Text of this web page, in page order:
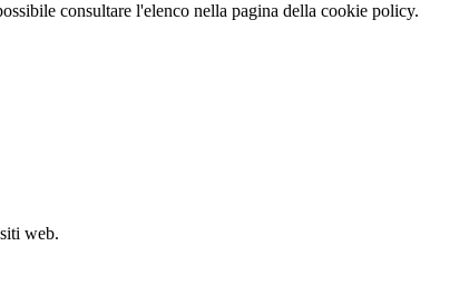
consultare l'elenco nella pagina della cookie policy.
web.